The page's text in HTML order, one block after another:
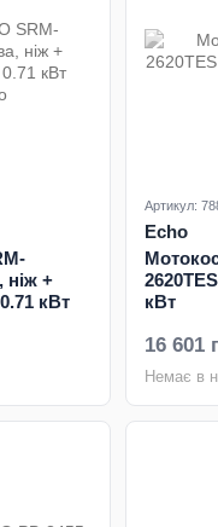
ніж +
кВт
Артикул:
Echo
кВт
16 601
Немає в